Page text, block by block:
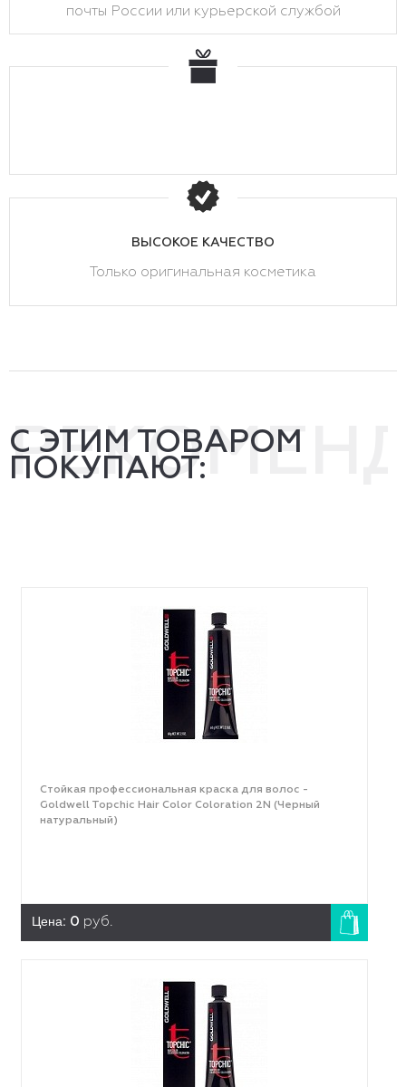
почты России или курьерской службой
ВЫСОКОЕ КАЧЕСТВО
Только оригинальная косметика
С ЭТИМ ТОВАРОМ
ПОКУПАЮТ:
Стойкая профессиональная краска для волос -
Goldwell Topchic Hair Color Coloration 2N (Черный
натуральный)
Цена: 0 руб.